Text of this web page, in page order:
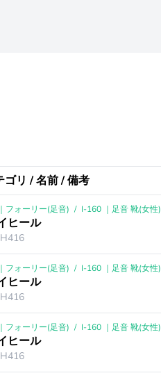
ゴリ / 名前 / 備考
フォーリー(足音) / I-160 ｜足音 靴(女性)
ヒール
フォーリー(足音) / I-160 ｜足音 靴(女性)
ヒール
フォーリー(足音) / I-160 ｜足音 靴(女性)
ヒール